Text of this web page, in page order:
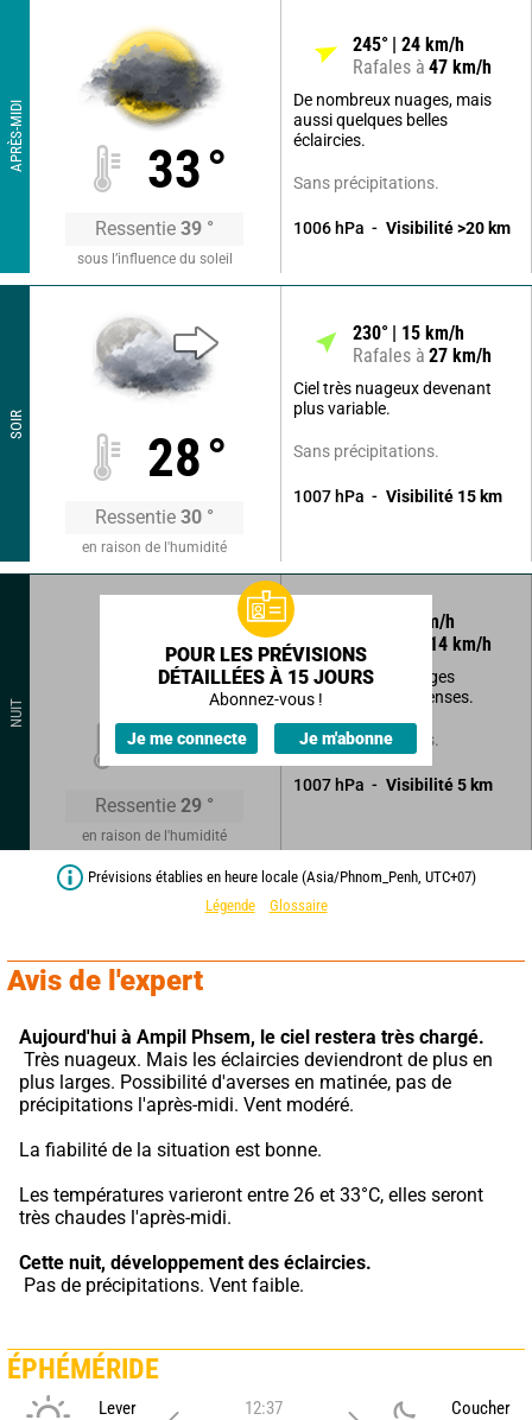
APRÈS-MIDI 33°
Ressentie 39 °
sous l’influence du soleil
245° 24 km/h
Rafales à 47 km/h
De nombreux nuages, mais
aussi quelques belles
éclaircies.
Sans précipitations.
1006 hPa Visibilité >20 km
SOIR
28°
Ressentie 30 °
en raison de l'humidité
230° 15 km/h
Rafales à 27 km/h
Ciel très nuageux devenant
plus variable.
Sans précipitations.
1007 hPa Visibilité 15 km
NUIT
26°
Ressentie 29 °
en raison de l'humidité
km/h
Rafales à
14 km/h
Eclaircies et passages
nuageux parfois denses.
Sans précipitations.
1007 hPa Visibilité 5 km
POUR LES PRÉVISIONS
DÉTAILLÉES À 15 JOURS
Abonnez-vous !
Je me connecte Je m'abonne
Prévisions établies en heure locale (Asia/Phnom_Penh, UTC+07)
Légende
Glossaire
Avis de l'expert
Aujourd'hui à Ampil Phsem, le ciel restera très chargé.
plus larges. Possibilité d'averses en matinée, pas de
précipitations l'après-midi. Vent modéré.
La fiabilité de la situation est bonne.
Les températures varieront entre 26 et 33°C, elles seront
très chaudes l'après-midi.
Cette nuit, développement des éclaircies.
Pas de précipitations. Vent faible.
ÉPHÉMÉRIDE
Lever
12:37
Coucher